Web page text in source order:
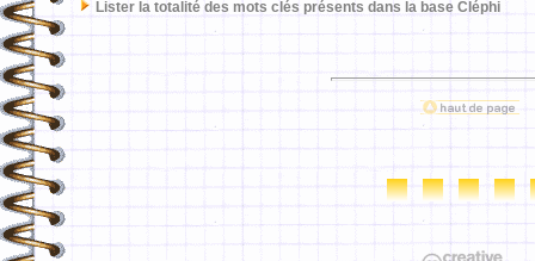
Lister la totalité des mots clés présents dans la base Cléphi